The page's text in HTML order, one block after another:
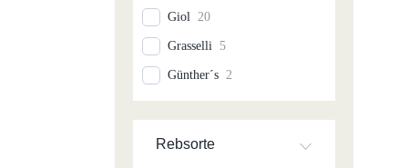
Giol 20
Grasselli 5
Günther´s 2
Hemer 24
Rebsorte